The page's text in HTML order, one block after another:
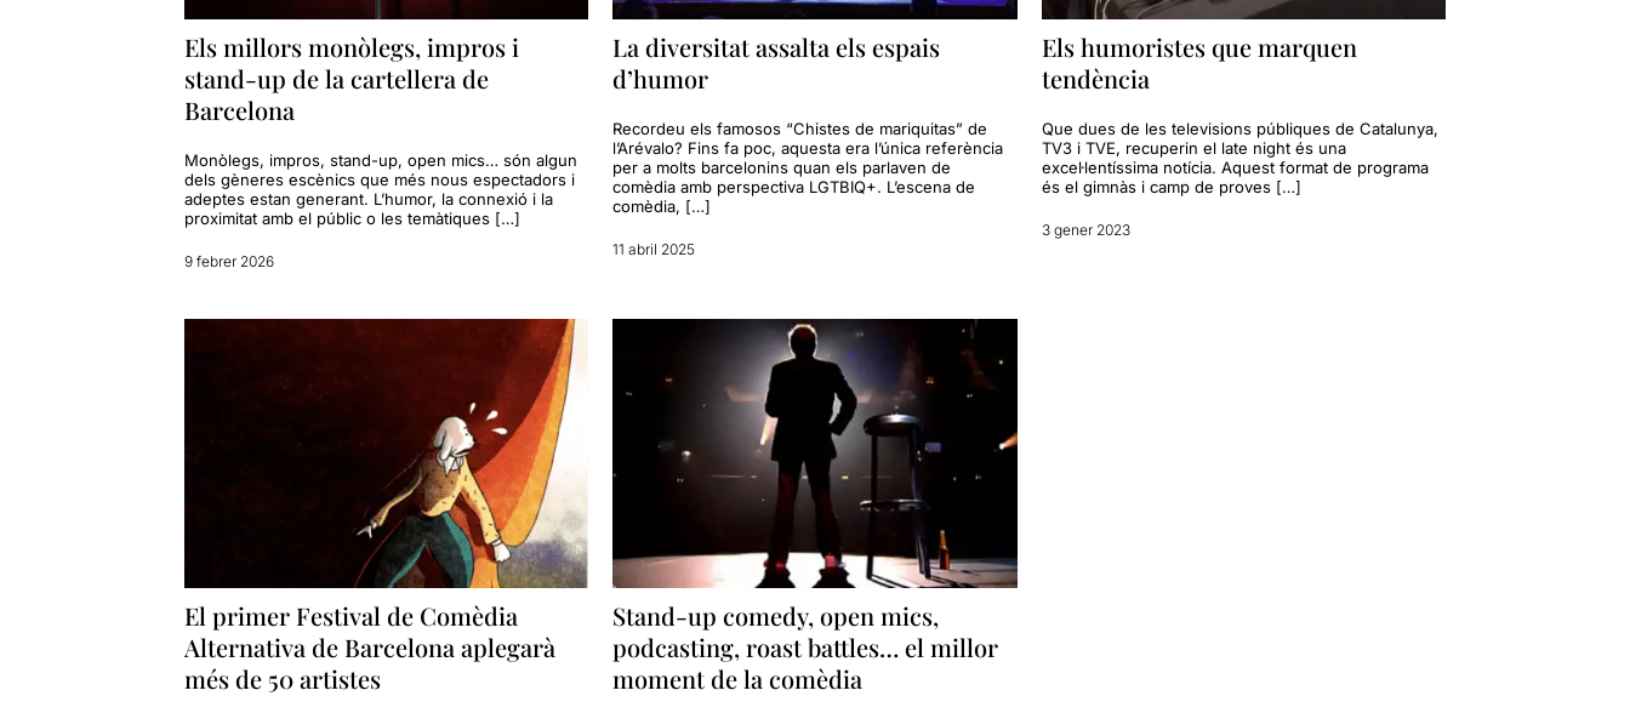
Els millors monòlegs, impros i
stand-up de la cartellera de
Barcelona
Monòlegs, impros, stand-up, open mics… són algun
dels gèneres escènics que més nous espectadors i
adeptes estan generant. L’humor, la connexió i la
proximitat amb el públic o les temàtiques […]
9 febrer 2026
La diversitat assalta els espais
d’humor
Recordeu els famosos “Chistes de mariquitas” de
l’Arévalo? Fins fa poc, aquesta era l’única referència
per a molts barcelonins quan els parlaven de
comèdia amb perspectiva LGTBIQ+. L’escena de
comèdia, […]
11 abril 2025
Els humoristes que marquen
tendència
Que dues de les televisions públiques de Catalunya,
TV3 i TVE, recuperin el late night és una
excel·lentíssima notícia. Aquest format de programa
és el gimnàs i camp de proves […]
3 gener 2023
El primer Festival de Comèdia
Alternativa de Barcelona aplegarà
més de 50 artistes
Stand-up comedy, open mics,
podcasting, roast battles… el millor
moment de la comèdia